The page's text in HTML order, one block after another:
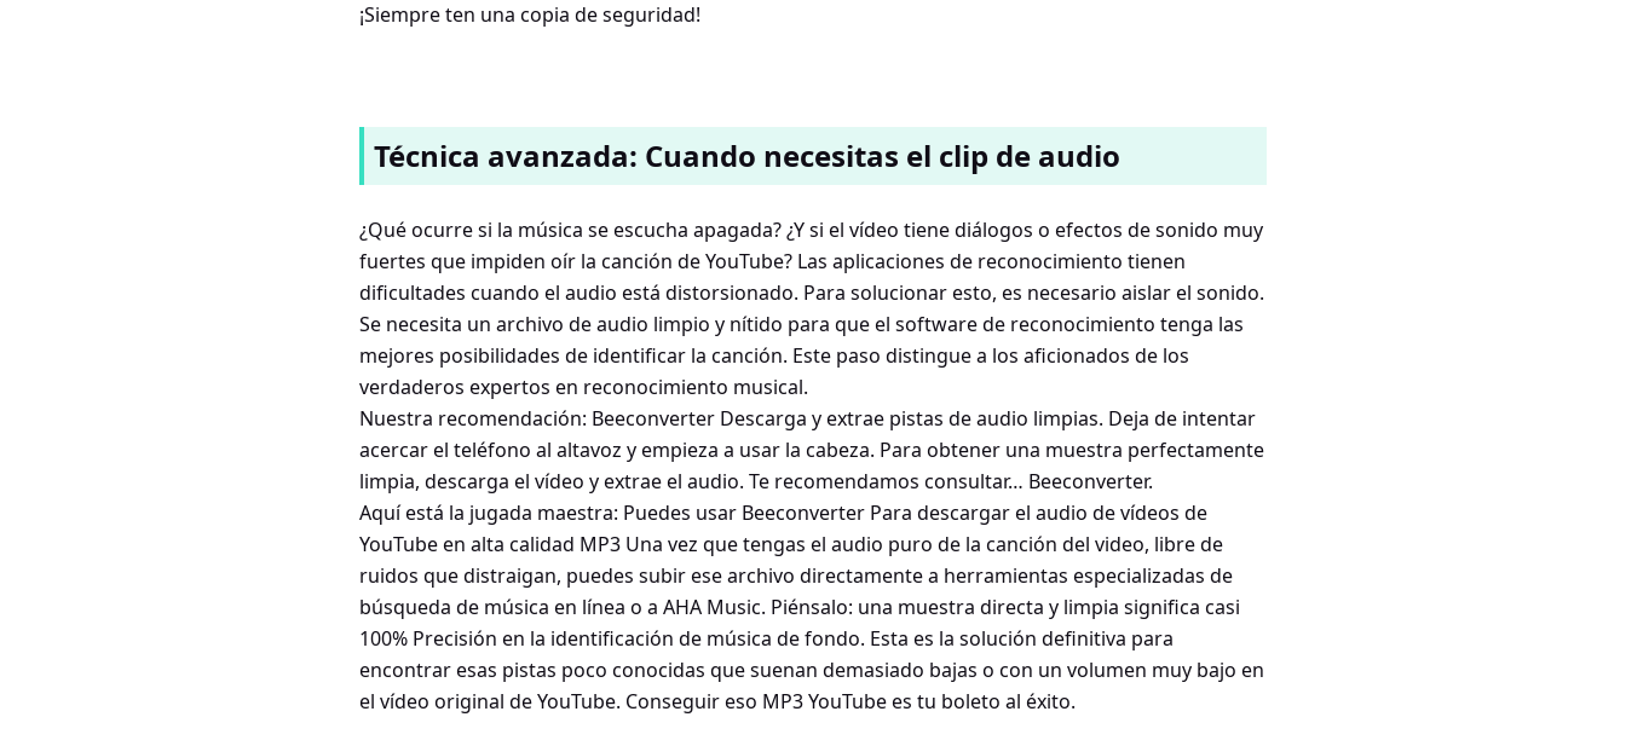
¡Siempre ten una copia de seguridad!
Técnica avanzada: Cuando necesitas el clip de audio
¿Qué ocurre si la música se escucha apagada? ¿Y si el vídeo tiene diálogos o efectos de sonido muy
fuertes que impiden oír la canción de YouTube? Las aplicaciones de reconocimiento tienen
dificultades cuando el audio está distorsionado. Para solucionar esto, es necesario aislar el sonido.
Se necesita un archivo de audio limpio y nítido para que el software de reconocimiento tenga las
mejores posibilidades de identificar la canción. Este paso distingue a los aficionados de los
verdaderos expertos en reconocimiento musical.
Nuestra recomendación: Beeconverter Descarga y extrae pistas de audio limpias. Deja de intentar
acercar el teléfono al altavoz y empieza a usar la cabeza. Para obtener una muestra perfectamente
limpia, descarga el vídeo y extrae el audio. Te recomendamos consultar… Beeconverter.
Aquí está la jugada maestra: Puedes usar Beeconverter Para descargar el audio de vídeos de
YouTube en alta calidad MP3 Una vez que tengas el audio puro de la canción del video, libre de
ruidos que distraigan, puedes subir ese archivo directamente a herramientas especializadas de
búsqueda de música en línea o a AHA Music. Piénsalo: una muestra directa y limpia significa casi
100% Precisión en la identificación de música de fondo. Esta es la solución definitiva para
encontrar esas pistas poco conocidas que suenan demasiado bajas o con un volumen muy bajo en
el vídeo original de YouTube. Conseguir eso MP3 YouTube es tu boleto al éxito.